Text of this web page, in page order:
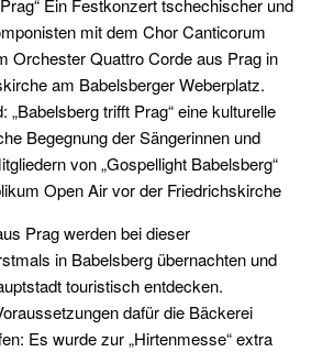
Ein Festkonzert tschechischer und
mit dem Chor Canticorum
Orchester Quattro Corde aus Prag in
am Babelsberger Weberplatz.
„Babelsberg trifft Prag“ eine kulturelle
Begegnung der Sängerinnen und
von „Gospellight Babelsberg“
Open Air vor der Friedrichskirche
Prag werden bei dieser
in Babelsberg übernachten und
touristisch entdecken.
dafür die Bäckerei
Es wurde zur „Hirtenmesse“ extra